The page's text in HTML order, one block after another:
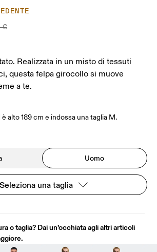
€
Realizzata in un misto di tessuti
questa felpa girocollo si muove
a te.
alto 189 cm e indossa una taglia M.
Uomo
Seleziona una taglia
o taglia? Dai un’occhiata agli altri articoli